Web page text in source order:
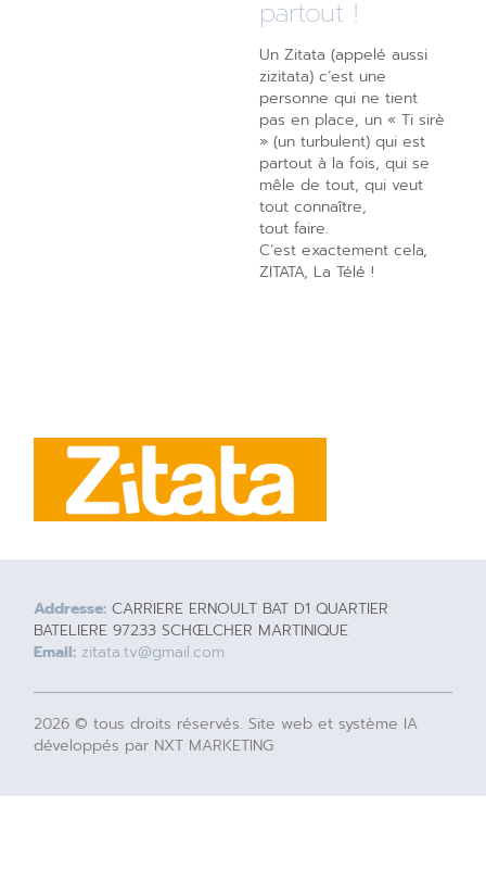
partout !
Un Zitata (appelé aussi
zizitata) c’est une
personne qui ne tient
pas en place, un « Ti sirè
» (un turbulent) qui est
partout à la fois, qui se
mêle de tout, qui veut
tout connaître,
tout faire.
C’est exactement cela,
ZITATA, La Télé !
Addresse: CARRIERE ERNOULT BAT D1 QUARTIER
BATELIERE 97233 SCHŒLCHER MARTINIQUE
Email: zitata.tv@gmail.com
2026 © tous droits réservés. Site web et système IA
développés par NXT MARKETING